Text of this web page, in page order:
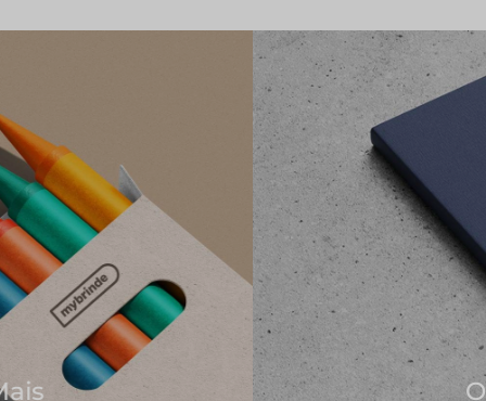
Onde Nascem As Melhores